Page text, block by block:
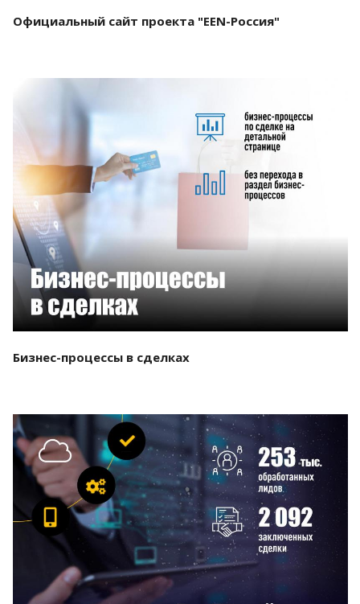
Официальный сайт проекта "EEN-Россия"
Бизнес-процессы в сделках
Смотреть проект